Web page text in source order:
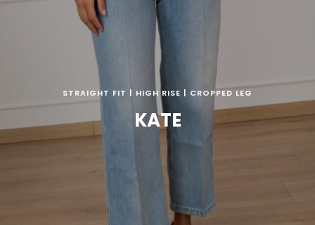
STRAIGHT FIT | HIGH RISE | CROPPED LEG
KATE